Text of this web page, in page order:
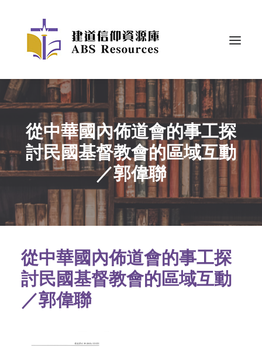
從中華國內佈道會的事工探
討民國基督教會的區域互動
／郭偉聯
從中華國內佈道會的事工探
討民國基督教會的區域互動
／郭偉聯